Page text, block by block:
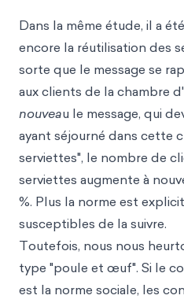
Dans la même étude, il a
encore la réutilisation des
sorte que le message se
aux clients de la chambre
nouveau le message, qui
ayant séjourné dans cette
serviettes", le nombre de
serviettes augmente à
%. Plus la norme est
susceptibles de la suivre.
Toutefois, nous nous
type "poule et œuf". Si le
est la norme sociale, les